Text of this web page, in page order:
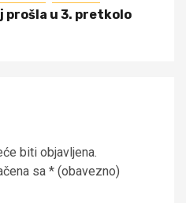
prošla u 3. pretkolo
biti objavljena.
sa * (obavezno)